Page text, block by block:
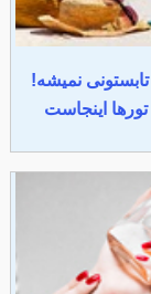
نمیشه!
تورها اینجاست